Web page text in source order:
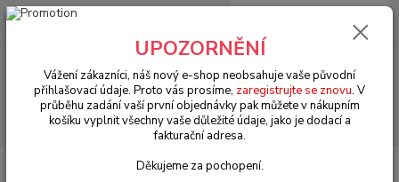
Menu
Hledat
+420 602 330 329
0 Kč
VW Bus Typ 2/1 (1950 » 67) Nárazníky (Bumpers)
UPOZORNĚNÍ
Vážení zákazníci, náš nový e-shop neobsahuje vaše původní
přihlašovací údaje. Proto vás prosíme, zaregistrujte se znovu. V
průběhu zadání vaší první objednávky pak můžete v nákupním
košíku vyplnit všechny vaše důležité údaje, jako je dodací a
fakturační adresa.
Děkujeme za pochopení.